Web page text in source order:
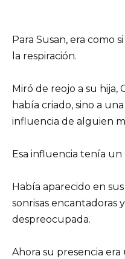
Para Susan, era como
la respiración.
Miró de reojo a su hija,
había criado, sino a
influencia de alguien
Esa influencia tenía un
Había aparecido en sus
sonrisas encantadoras
despreocupada.
Ahora su presencia